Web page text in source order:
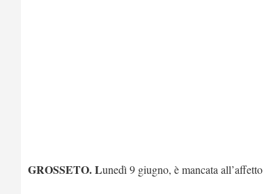
GROSSETO. Lunedì 9 giugno, è mancata